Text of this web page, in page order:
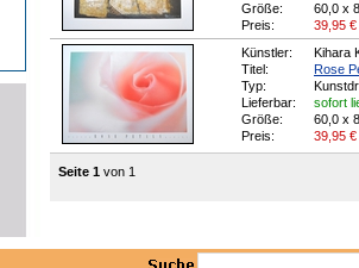
Größe:
60,0 x
Preis:
39,95 €
Künstler:
Kihara
Titel:
Rose
Typ:
Lieferbar:
sofort
Größe:
60,0 x
Preis:
39,95 €
Seite 1 von 1